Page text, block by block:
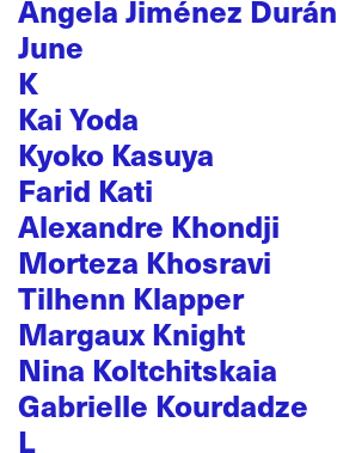
Ángela Jiménez Durán
June
K
Kai Yoda
Kyoko Kasuya
Farid Kati
Alexandre Khondji
Morteza Khosravi
Tilhenn Klapper
Margaux Knight
Nina Koltchitskaia
Gabrielle Kourdadze
L